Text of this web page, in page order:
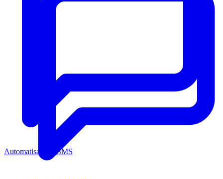
Automatisations SMS